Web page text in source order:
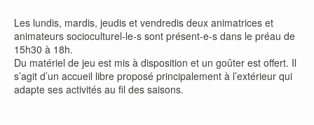
Les lundis, mardis, jeudis et vendredis deux animatrices et
animateurs socioculturel-le-s sont présent-e-s dans le préau de
15h30 à 18h.
Du matériel de jeu est mis à disposition et un goûter est offert. Il
s’agit d’un accueil libre proposé principalement à l’extérieur qui
adapte ses activités au fil des saisons.